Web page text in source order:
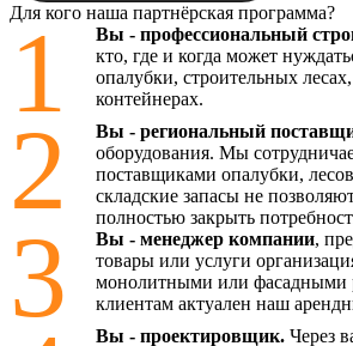
Для кого наша партнёрская программа?
1 Вы - профессиональный
кто, где и когда может
опалубки, строительных
контейнерах.
2
Вы - региональный
оборудования. Мы
поставщиками опалубки,
складские запасы не
полностью закрыть
3 Вы - менеджер компании,
товары или услуги
монолитными или фасадными
клиентам актуален наш
Вы - проектировщик. Через